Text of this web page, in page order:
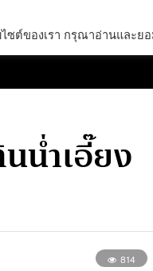
น่ำเอี๊ยง
814
ไซต์ของเรา กรุณาอ่านและย